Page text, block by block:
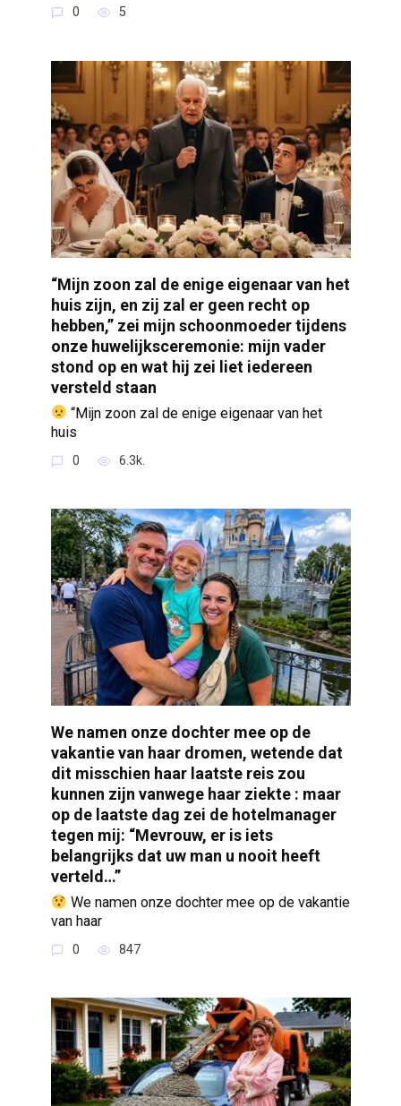
0 5
“Mijn zoon zal de enige eigenaar van het
huis zijn, en zij zal er geen recht op
hebben,” zei mijn schoonmoeder tijdens
onze huwelijksceremonie: mijn vader
stond op en wat hij zei liet iedereen
versteld staan
“Mijn zoon zal de enige eigenaar van het
huis
0 6.3k.
We namen onze dochter mee op de
vakantie van haar dromen, wetende dat
dit misschien haar laatste reis zou
kunnen zijn vanwege haar ziekte : maar
op de laatste dag zei de hotelmanager
tegen mij: “Mevrouw, er is iets
belangrijks dat uw man u nooit heeft
verteld…”
We namen onze dochter mee op de vakantie
van haar
0 847